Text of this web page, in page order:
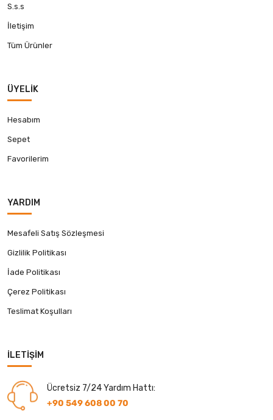
S.s.s
İletişim
Tüm Ürünler
ÜYELIK
Hesabım
Sepet
Favorilerim
YARDIM
Mesafeli Satış Sözleşmesi
Gizlilik Politikası
İade Politikası
Çerez Politikası
Teslimat Koşulları
İLETIŞIM
Ücretsiz 7/24 Yardım Hattı:
+90 549 608 00 70